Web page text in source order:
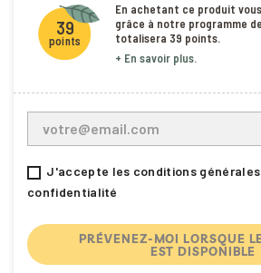
39
points
En achetant ce produit
grâce à notre programme
totalisera 39 points.
+ En savoir plus.
J'accepte les conditions
confidentialité
PRÉVENEZ-MOI LORSQUE
EST DISPONIBLE